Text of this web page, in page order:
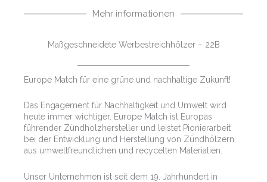
Mehr informationen
Maßgeschneidete Werbestreichhölzer – 22B
Europe Match für eine grüne und nachhaltige Zukunft!
Das Engagement für Nachhaltigkeit und Umwelt wird
heute immer wichtiger. Europe Match ist Europas
führender Zündholzhersteller und leistet Pionierarbeit
bei der Entwicklung und Herstellung von Zündhölzern
aus umweltfreundlichen und recycelten Materialien.
Unser Unternehmen ist seit dem 19. Jahrhundert in